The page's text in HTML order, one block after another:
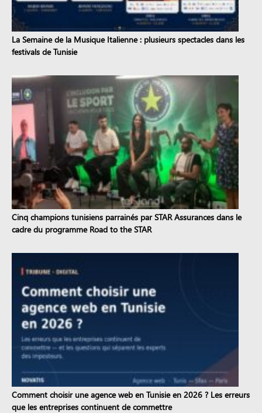
La Semaine de la Musique Italienne : plusieurs spectacles dans les
festivals de Tunisie
Cinq champions tunisiens parrainés par STAR Assurances dans le
cadre du programme Road to the STAR
Comment choisir une agence web en Tunisie en 2026 ? Les erreurs
que les entreprises continuent de commettre